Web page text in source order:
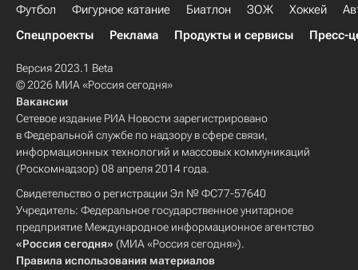
Футбол Фигурное катание Биатлон ЗОЖ Хоккей
Спецпроекты
Реклама Продукты и сервисы Пресс-
Версия 2023.1 Beta
© 2026 МИА «Россия сегодня»
Вакансии
Сетевое издание РИА Новости зарегистрировано
в Федеральной службе по надзору в сфере связи,
информационных технологий и массовых коммуникаций
(Роскомнадзор) 08 апреля 2014 года.
Свидетельство о регистрации Эл № ФС77-57640
Учредитель: Федеральное государственное унитарное
предприятие Международное информационное агентство
«Россия сегодня» (МИА «Россия сегодня»).
Правила использования материалов